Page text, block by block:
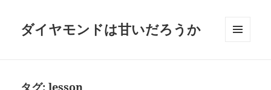
ダイヤモンドは甘いだろうか